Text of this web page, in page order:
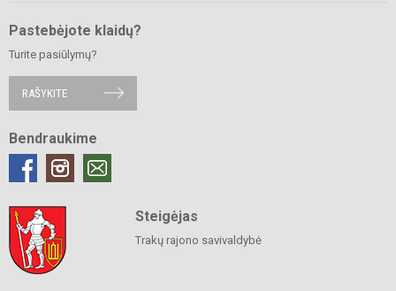
Pastebėjote klaidų?
Turite pasiūlymų?
RAŠYKITE
Bendraukime
Steigėjas
Trakų rajono savivaldybė